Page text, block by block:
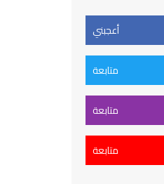
أعجبني
متابعة
متابعة
متابعة